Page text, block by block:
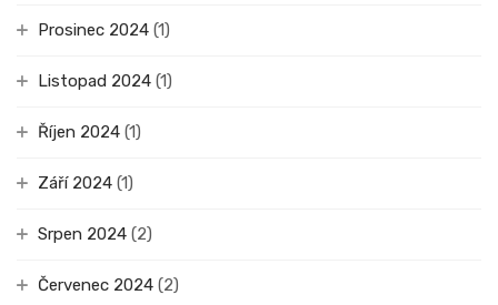
Prosinec 2024 (1)
Listopad 2024 (1)
Říjen 2024 (1)
Září 2024 (1)
Srpen 2024 (2)
Červenec 2024 (2)